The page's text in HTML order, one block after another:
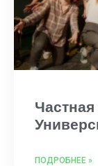
ПОДРОБНЕЕ »